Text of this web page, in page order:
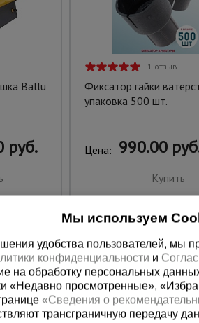
Ballu
руб.
1 отзыв
Фиксатор гайки
упаковка 500 шт.
Цена: 990.00
Купить
Мы используем
удобства пользователей, мы
конфиденциальности и
на обработку персональных
«Недавно просмотренные»,
«Сведения о
трансграничную передачу